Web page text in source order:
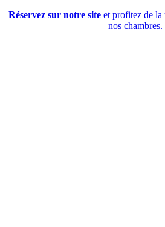
Réservez sur notre siteet profitez de la
nos chambres.